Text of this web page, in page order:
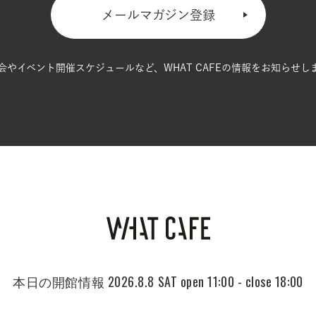
メールマガジン登録
やイベント開催スケジュールなど、 WHAT CAFEの情報をお知らせし
本日の開館情報 2026.8.8 SAT open 11:00 - close 18:00